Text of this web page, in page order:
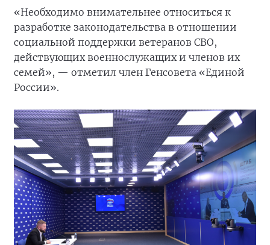
«Необходимо внимательнее относиться к
разработке законодательства в отношении
социальной поддержки ветеранов СВО,
действующих военнослужащих и членов их
семей», — отметил член Генсовета «Единой
России».